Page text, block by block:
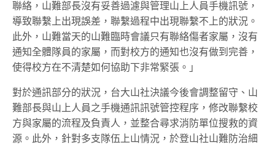
聯絡，山難部長沒有妥善過濾與管理山上人員手機訊號，
導致聯繫上出現誤差，聯繫過程中出現聯繫不上的狀況。
此外，山難當天的山難臨時會議只有聯絡傷者家屬，沒有
通知全體隊員的家屬，而對校方的通知也沒有做到完善，
使得校方在不清楚如何協助下非常緊張。」
對於通訊部分的狀況，台大山社決議今後會調整留守、山
難部長與山上人員之手機通訊訊號管控程序，修改聯繫校
方與家屬的流程及負責人，並整合尋求消防單位搜救的資
源。此外，針對多支隊伍上山情況，於登山社山難防治細